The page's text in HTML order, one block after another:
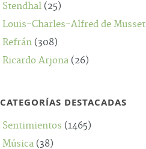
Stendhal (25)
Louis-Charles-Alfred de Musset
Refrán (308)
Ricardo Arjona (26)
CATEGORÍAS DESTACADAS
Sentimientos (1465)
Música (38)